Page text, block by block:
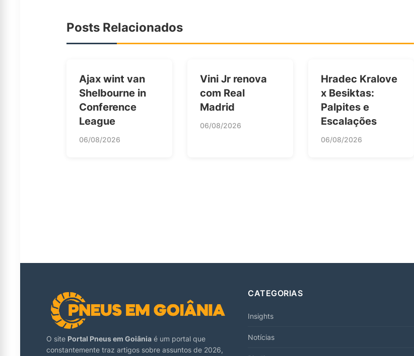
Posts Relacionados
Ajax wint van
Shelbourne in
Conference
League
06/08/2026
Vini Jr renova
com Real
Madrid
06/08/2026
Hradec Kralove
x Besiktas:
Palpites e
Escalações
06/08/2026
O site Portal Pneus em Goiânia é um portal que
constantemente traz artigos sobre assuntos de 2026,
CATEGORIAS
Insights
Notícias